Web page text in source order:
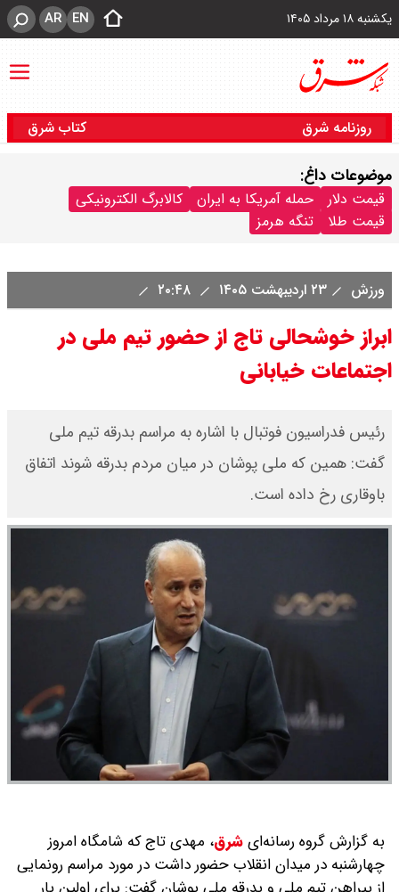
یکشنبه ۱۸ مرداد ۱۴۰۵ EN
AR
روزنامه شرق کتاب شرق
موضوعات داغ:
قیمت دلار حمله آمریکا به ایران
کالابرگ الکترونیکی
قیمت طلا
تنگه هرمز
ورزش ۲۳ اردیبهشت ۱۴۰۵
ابراز خوشحالی تاج از حضور تیم ملی در
اجتماعات خیابانی
رئیس فدراسیون فوتبال با اشاره به مراسم بدرقه تیم ملی
گفت: همین که ملی پوشان در میان مردم بدرقه شوند اتفاق
باوقاری رخ داده است.
به گزارش گروه رسانه‌ایشرق، مهدی تاج که شامگاه امروز
چهارشنبه در میدان انقلاب حضور داشت در مورد مراسم رونمایی